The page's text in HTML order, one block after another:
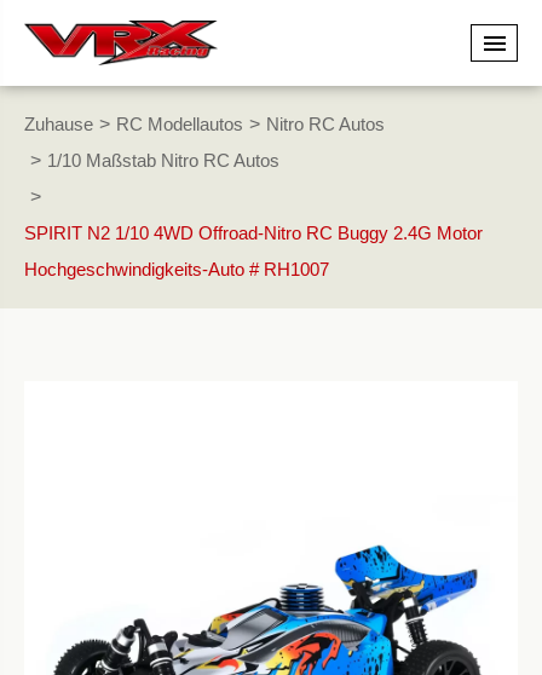
Zuhause RC Modellautos
Nitro RC Autos
1/10 Maßstab Nitro RC Autos
SPIRIT N2 1/10 4WD Offroad-Nitro RC Buggy 2.4G Motor
Hochgeschwindigkeits-Auto # RH1007